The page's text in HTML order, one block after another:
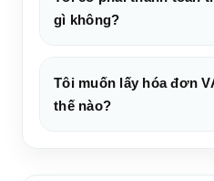
gì không?
Tôi muốn lấy hóa đơn
thế nào?